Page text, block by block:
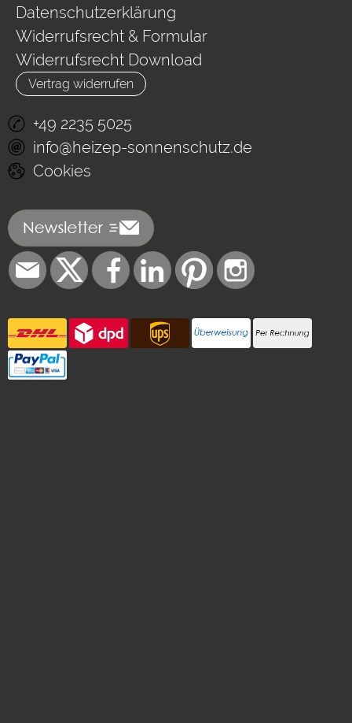
Datenschutzerklärung
Widerrufsrecht & Formular
Widerrufsrecht Download
Vertrag widerrufen
+49 2235 5025
info@heizep-sonnenschutz.de
Cookies